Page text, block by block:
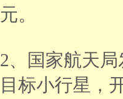
元。
2、国家航天
目标小行星，